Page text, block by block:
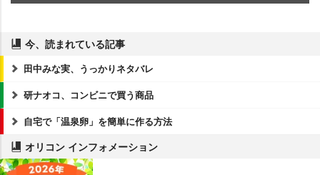
今、読まれている記事
田中みな実、うっかりネタバレ
研ナオコ、コンビニで買う商品
自宅で「温泉卵」を簡単に作る方法
オリコン インフォメーション